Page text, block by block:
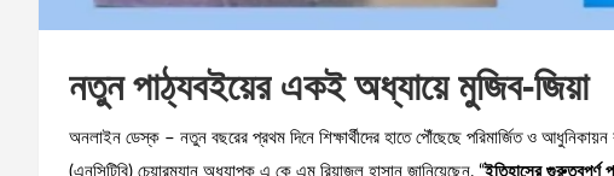
নতুন পাঠ্যবইয়ের একই অধ্যায়ে মুজিব-জিয়া
অনলাইন ডেস্ক – নতুন বছরের প্রথম দিনে শিক্ষার্থীদের হাতে পৌঁছেছে পরিমার্জিত ও
(এনসিটিবি) চেয়ারম্যান অধ্যাপক এ কে এম রিয়াজুল হাসান জানিয়েছেন, “ইতিহাসের গুরুত্বপূর্ণ